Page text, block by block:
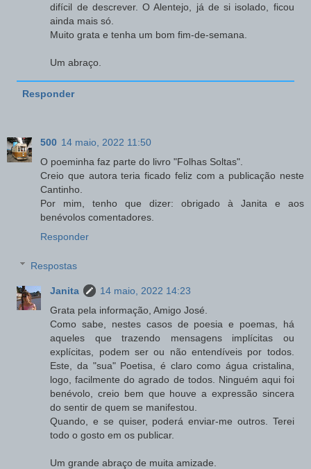
difícil de descrever. O Alentejo, já de si isolado, ficou
ainda mais só.
Muito grata e tenha um bom fim-de-semana.
Um abraço.
Responder
500 14 maio, 2022 11:50
O poeminha faz parte do livro "Folhas Soltas".
Creio que autora teria ficado feliz com a publicação neste
Cantinho.
Por mim, tenho que dizer: obrigado à Janita e aos
benévolos comentadores.
Responder
Respostas
Janita
14 maio, 2022 14:23
Grata pela informação, Amigo José.
Como sabe, nestes casos de poesia e poemas, há
aqueles que trazendo mensagens implícitas ou
explícitas, podem ser ou não entendíveis por todos.
Este, da "sua" Poetisa, é claro como água cristalina,
logo, facilmente do agrado de todos. Ninguém aqui foi
benévolo, creio bem que houve a expressão sincera
do sentir de quem se manifestou.
Quando, e se quiser, poderá enviar-me outros. Terei
todo o gosto em os publicar.
Um grande abraço de muita amizade.